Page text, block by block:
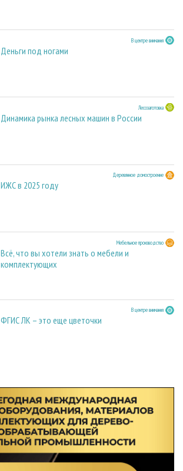
В центре внимания
Деньги под ногами
Лесозаготовка
Динамика рынка лесных машин в России
Деревянное домостроение
ИЖС в 2025 году
Мебельное производство
Всё, что вы хотели знать о мебели и
комплектующих
В центре внимания
ФГИС ЛК – это еще цветочки